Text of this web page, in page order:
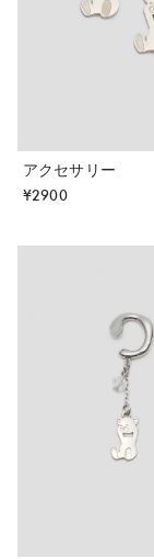
アクセサリー
¥2900